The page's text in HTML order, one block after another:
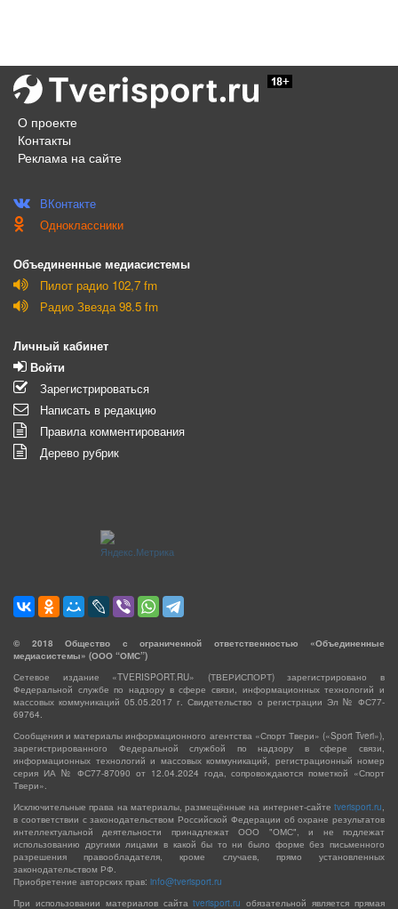
О проекте
Контакты
Реклама на сайте
ВКонтакте
Одноклассники
Объединенные медиасистемы
Пилот радио 102,7 fm
Радио Звезда 98.5 fm
Личный кабинет
Войти
Зарегистрироваться
Написать в редакцию
Правила комментирования
Дерево рубрик
© 2018 Общество с ограниченной ответственностью «Объединенные
медиасистемы» (ООО “ОМС”)
Сетевое издание «TVERISPORT.RU» (ТВЕРИСПОРТ) зарегистрировано в
Федеральной службе по надзору в сфере связи, информационных технологий и
массовых коммуникаций 05.05.2017 г. Свидетельство о регистрации Эл № ФС77-
69764.
Сообщения и материалы информационного агентства «Спорт Твери» («Sport Tveri»),
зарегистрированного Федеральной службой по надзору в сфере связи,
информационных технологий и массовых коммуникаций, регистрационный номер
серия ИА № ФС77-87090 от 12.04.2024 года, сопровождаются пометкой «Спорт
Твери».
Исключительные права на материалы, размещённые на интернет-сайте tverisport.ru,
в соответствии с законодательством Российской Федерации об охране результатов
интеллектуальной деятельности принадлежат ООО "ОМС", и не подлежат
использованию другими лицами в какой бы то ни было форме без письменного
разрешения правообладателя, кроме случаев, прямо установленных
законодательством РФ.
Приобретение авторских прав: info@tverisport.ru
При использовании материалов сайтаtverisport.ru обязательной является прямая